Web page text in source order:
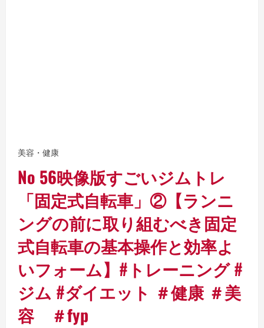
美容・健康
No 56映像版すごいジムトレ
「固定式自転車」②【ランニ
ングの前に取り組むべき固定
式自転車の基本操作と効率よ
いフォーム】#トレーニング #
ジム #ダイエット ＃健康 ＃美
容 ＃fyp